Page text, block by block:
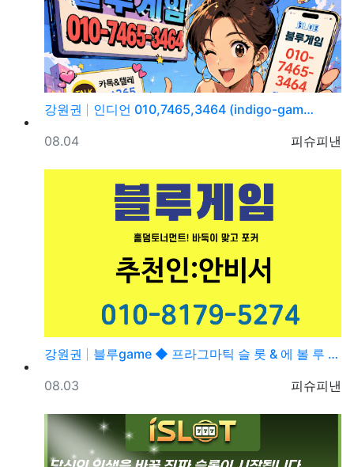
강원권
인디언 010,7465,3464 (indigo-gam…
등록자
피슈피낸
등록일
08.04
강원권
블루game ◆ 프라그마틱 슬 롯 & 에 볼 루 션 ◆…
등록자
피슈피낸
등록일
08.03